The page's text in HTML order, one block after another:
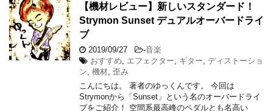
【機材レビュー】新しいスタンダード！
Strymon Sunset デュアルオーバードライ
ブ
2019/09/27 -音楽
おすすめ
エフェクター ギター ディストーショ
ン 機材 歪み
こんにちは。 著者のゆっくんです。 今回は
Strymonから「Sunset」という名のオーバードライ
ブをご紹介！ 空間系最高峰のペダルとも名高い